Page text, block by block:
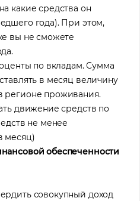
какие средства он
года). При этом,
вы не сможете
по вкладам. Сумма
в месяц величину
регионе проживания.
движение средств по
не менее
месяц)
обеспеченности
совокупный доход